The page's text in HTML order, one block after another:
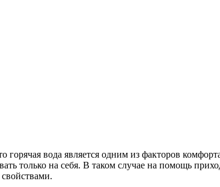
горячая вода является одним из факторов
только на себя. В таком случае на помощь